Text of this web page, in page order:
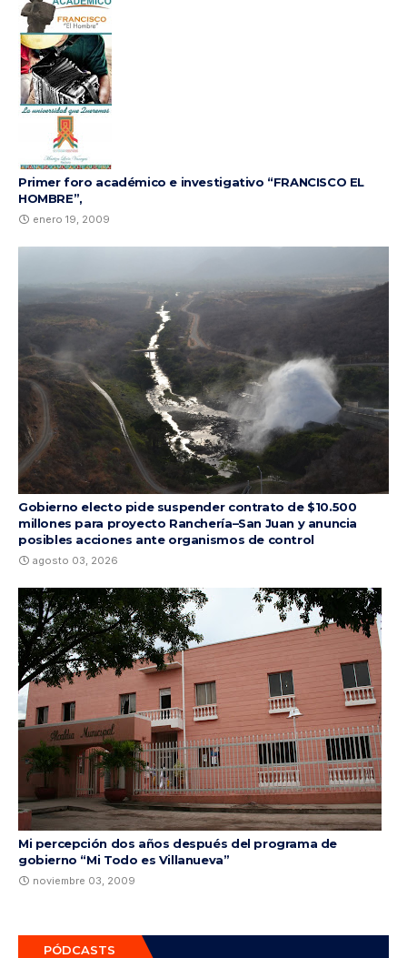
Primer foro académico e investigativo “FRANCISCO EL
HOMBRE”,
enero 19, 2009
Gobierno electo pide suspender contrato de $10.500
millones para proyecto Ranchería–San Juan y anuncia
posibles acciones ante organismos de control
agosto 03, 2026
Mi percepción dos años después del programa de
gobierno “Mi Todo es Villanueva”
noviembre 03, 2009
PÓDCASTS